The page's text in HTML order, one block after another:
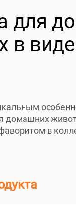
для
в
домашних
в